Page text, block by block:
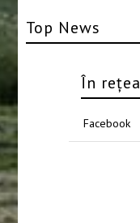
Top News
În rețea
Facebook